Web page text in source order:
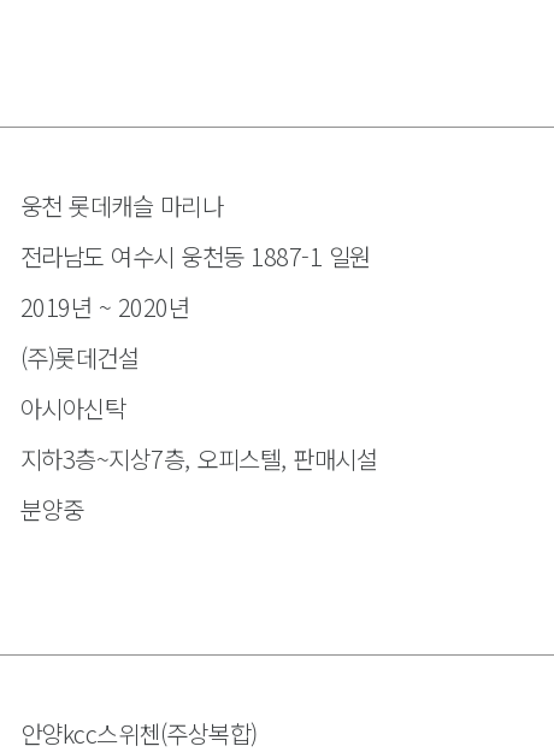
웅천 롯데캐슬 마리나
전라남도 여수시 웅천동 1887-1 일원
2019년 ~ 2020년
(주)롯데건설
아시아신탁
지하3층~지상7층, 오피스텔, 판매시설
분양중
안양kcc스위첸(주상복합)